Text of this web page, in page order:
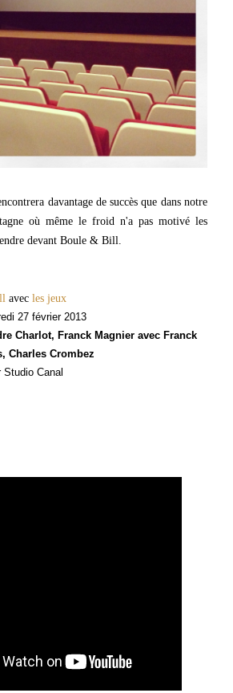
davantage de succès que dans notre
où même le froid n'a pas motivé les
devant Boule & Bill.
avec les jeux
27 février 2013
Charlot, Franck Magnier avec Franck
, Charles Crombez
Studio Canal